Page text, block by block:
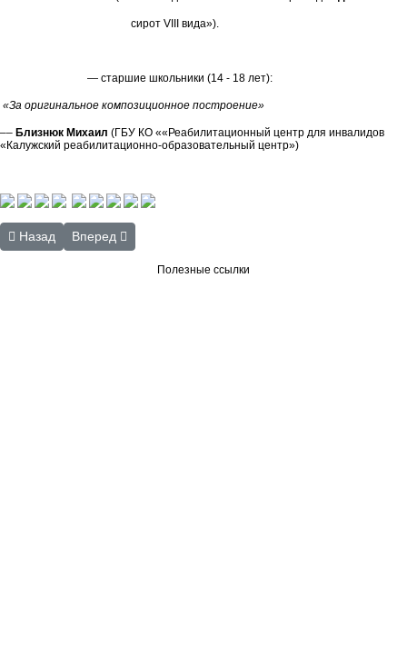
сирот VIII вида»).
— старшие школьники (14 - 18 лет):
«За оригинальное композиционное построение»
–– Близнюк Михаил (ГБУ КО ««Реабилитационный центр для инвалидов
«Калужский реабилитационно-образовательный центр»)
Предыдущий: Участие в ежегодной выставке «Дары сада,
Назад Следующий: Текстовый отчёт за 2015 год
Вперед
Полезные ссылки